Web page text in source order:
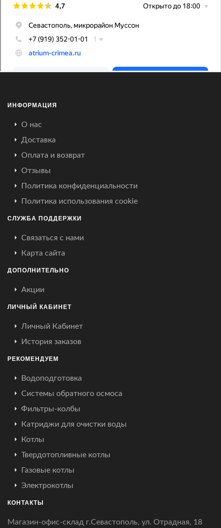
ИНФОРМАЦИЯ
О нас
Доставка
Оплата и возврат
Отзывы
Политика конфиденциальности
Политика использования cookie
СЛУЖБА ПОДДЕРЖКИ
Связаться с нами
Карта сайта
ДОПОЛНИТЕЛЬНО
Акции
ЛИЧНЫЙ КАБИНЕТ
Личный Кабинет
История заказов
РЕКОМЕНДУЕМ
Водоподготовка
Системы обратного осмоса
Фильтры-колбы
Катриджи для очистки воды
Котлы
Твердотопливные котлы
Газовые котлы
Электрокотлы
КОНТАКТЫ
Магазин-офис-склад г.Севастополь, ул. Отрадная, 18